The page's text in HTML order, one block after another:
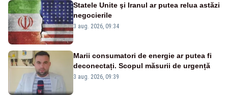
Statele Unite şi Iranul ar putea relua astăzi
negocierile
3 aug. 2026, 09:34
Marii consumatori de energie ar putea fi
deconectați. Scopul măsurii de urgență
3 aug. 2026, 09:39